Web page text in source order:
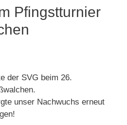
Pfingstturnier
der SVG beim 26.
unser Nachwuchs erneut